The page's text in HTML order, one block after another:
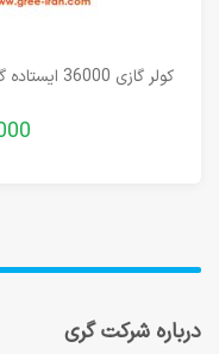
درباره شرکت گری